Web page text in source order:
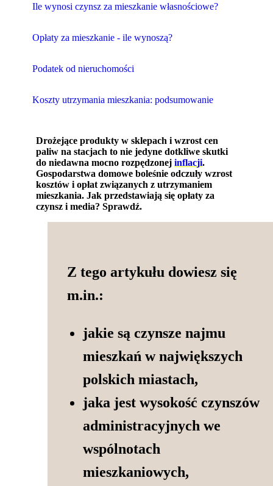
Ile wynosi czynsz za mieszkanie własnościowe?
Opłaty za mieszkanie - ile wynoszą?
Podatek od nieruchomości
Koszty utrzymania mieszkania: podsumowanie
Drożejące produkty w sklepach i wzrost cen
paliw na stacjach to nie jedyne dotkliwe skutki
do niedawna mocno rozpędzonejinflacji.
Gospodarstwa domowe boleśnie odczuły wzrost
kosztów i opłat związanych z utrzymaniem
mieszkania. Jak przedstawiają się opłaty za
czynsz i media? Sprawdź.
Z tego artykułu dowiesz się
m.in.:
jakie są czynsze najmu
mieszkań w największych
polskich miastach,
jaka jest wysokość czynszów
administracyjnych we
wspólnotach
mieszkaniowych,